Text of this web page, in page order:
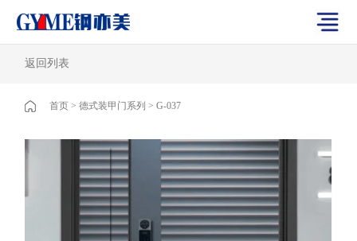
首页 > 德式装甲门系列 > G-037
返回列表